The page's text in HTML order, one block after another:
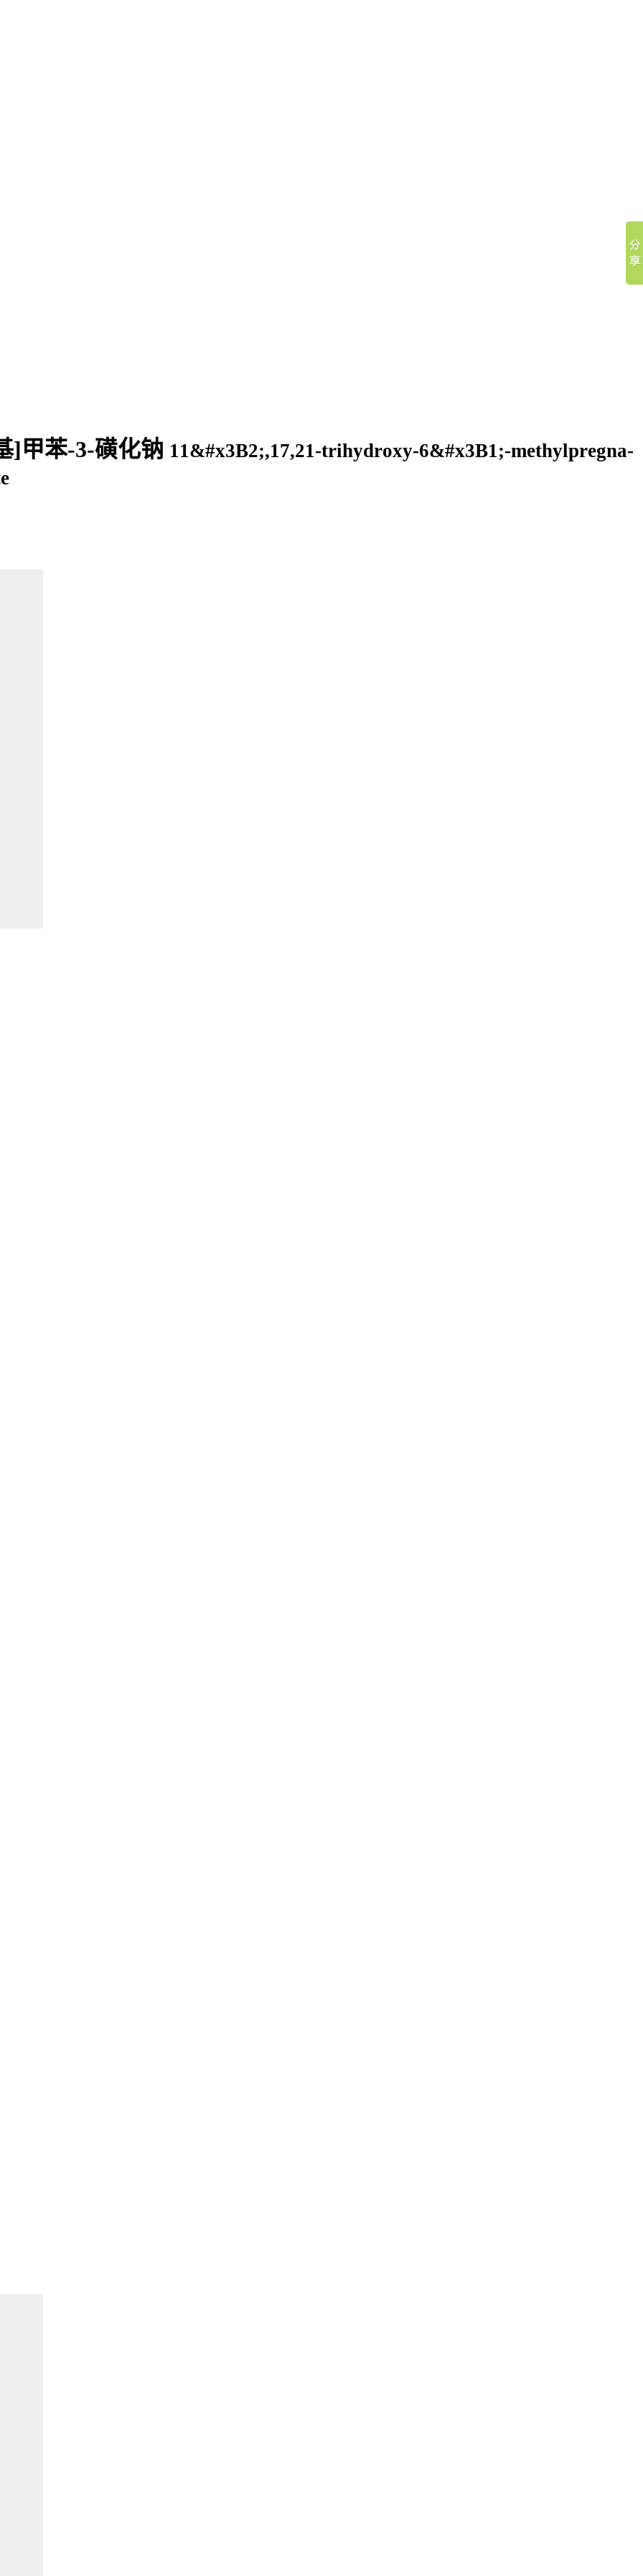
]甲苯-3-磺化钠 11&#x3B2;,17,21-trihydroxy-6&#x3B1;-methylpregna-